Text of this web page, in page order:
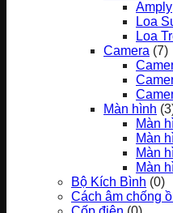
Amply
Loa
Loa
Camera (7)
Màn hình
Màn
Màn
Màn
Màn
Bộ Kích Bình (0)
Cách âm chống